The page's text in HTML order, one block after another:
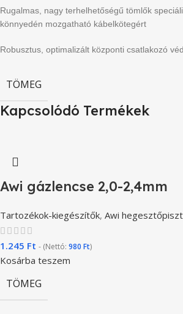
Rugalmas, nagy terhelhetőségű tömlők
könnyedén mozgatható kábelkötegért
Robusztus, optimalizált központi csatlakozó
TÖMEG
Kapcsolódó Termékek
Awi gázlencse 2,0-2,4mm
Tartozékok-kiegészítők, Awi
1.245 Ft - (Nettó: 980 Ft)
Kosárba teszem
TÖMEG